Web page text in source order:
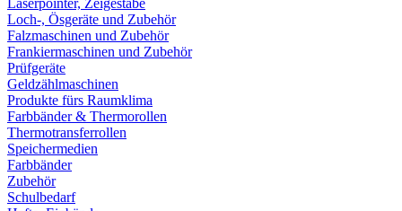
Laserpointer, Zeigestäbe
Loch-, Ösgeräte und Zubehör
Falzmaschinen und Zubehör
Frankiermaschinen und Zubehör
Prüfgeräte
Geldzählmaschinen
Produkte fürs Raumklima
Farbbänder & Thermorollen
Thermotransferrollen
Speichermedien
Farbbänder
Zubehör
Schulbedarf